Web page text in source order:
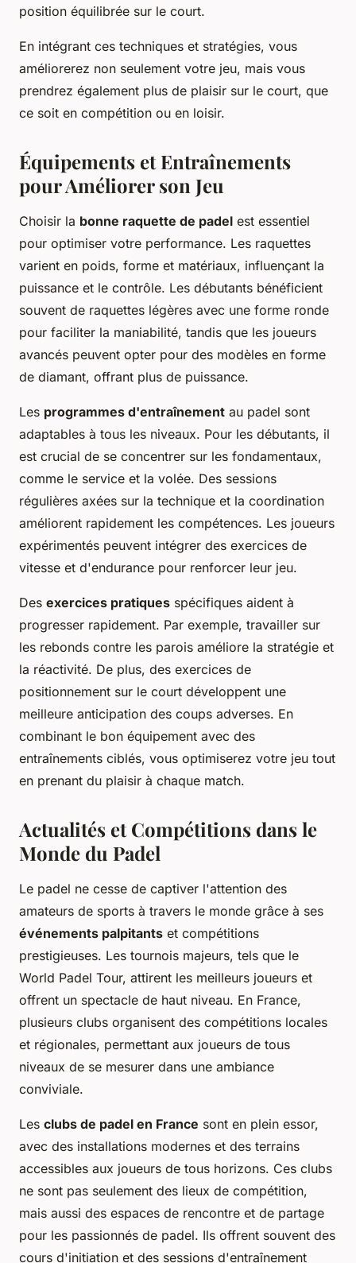
position équilibrée sur le court.
En intégrant ces techniques et stratégies, vous
améliorerez non seulement votre jeu, mais vous
prendrez également plus de plaisir sur le court, que
ce soit en compétition ou en loisir.
Équipements et Entraînements
pour Améliorer son Jeu
Choisir la bonne raquette de padel est essentiel
pour optimiser votre performance. Les raquettes
varient en poids, forme et matériaux, influençant la
puissance et le contrôle. Les débutants bénéficient
souvent de raquettes légères avec une forme ronde
pour faciliter la maniabilité, tandis que les joueurs
avancés peuvent opter pour des modèles en forme
de diamant, offrant plus de puissance.
Les programmes d'entraînement au padel sont
adaptables à tous les niveaux. Pour les débutants, il
est crucial de se concentrer sur les fondamentaux,
comme le service et la volée. Des sessions
régulières axées sur la technique et la coordination
améliorent rapidement les compétences. Les joueurs
expérimentés peuvent intégrer des exercices de
vitesse et d'endurance pour renforcer leur jeu.
Des exercices pratiques spécifiques aident à
progresser rapidement. Par exemple, travailler sur
les rebonds contre les parois améliore la stratégie et
la réactivité. De plus, des exercices de
positionnement sur le court développent une
meilleure anticipation des coups adverses. En
combinant le bon équipement avec des
entraînements ciblés, vous optimiserez votre jeu tout
en prenant du plaisir à chaque match.
Actualités et Compétitions dans le
Monde du Padel
Le padel ne cesse de captiver l'attention des
amateurs de sports à travers le monde grâce à ses
événements palpitants et compétitions
prestigieuses. Les tournois majeurs, tels que le
World Padel Tour, attirent les meilleurs joueurs et
offrent un spectacle de haut niveau. En France,
plusieurs clubs organisent des compétitions locales
et régionales, permettant aux joueurs de tous
niveaux de se mesurer dans une ambiance
conviviale.
Les clubs de padel en France sont en plein essor,
avec des installations modernes et des terrains
accessibles aux joueurs de tous horizons. Ces clubs
ne sont pas seulement des lieux de compétition,
mais aussi des espaces de rencontre et de partage
pour les passionnés de padel. Ils offrent souvent des
cours d'initiation et des sessions d'entraînement